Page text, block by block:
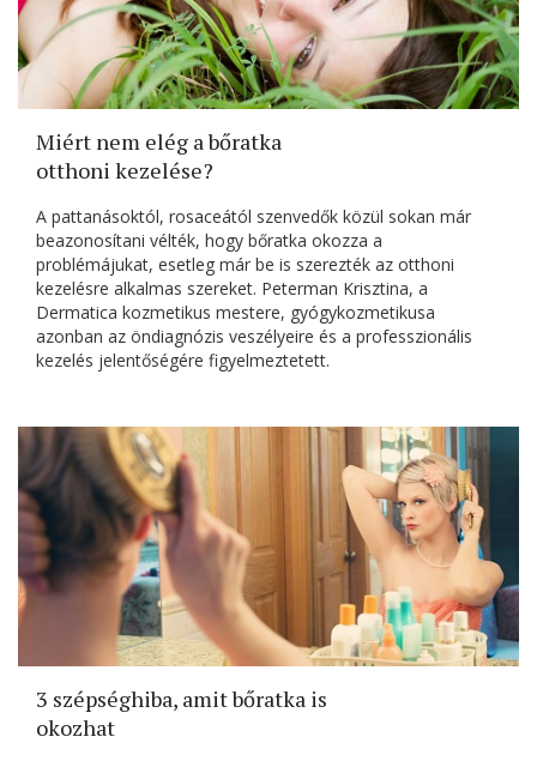
Miért nem elég a bőratka
otthoni kezelése?
A pattanásoktól, rosaceától szenvedők közül sokan már
beazonosítani vélték, hogy bőratka okozza a
problémájukat, esetleg már be is szerezték az otthoni
kezelésre alkalmas szereket. Peterman Krisztina, a
Dermatica kozmetikus mestere, gyógykozmetikusa
azonban az öndiagnózis veszélyeire és a professzionális
kezelés jelentőségére figyelmeztetett.
3 szépséghiba, amit bőratka is
okozhat